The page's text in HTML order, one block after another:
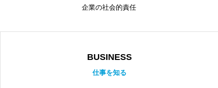
企業の社会的責任
BUSINESS
仕事を知る